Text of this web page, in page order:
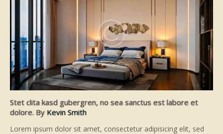
Stet clita kasd gubergren, no sea sanctus est labore et
dolore. By Kevin Smith
Lorem ipsum dolor sit amet, consectetur adipisicing elit, sed